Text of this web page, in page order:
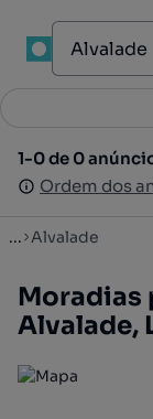
1-0 de 0
Ordem dos
1-0 de 0
Ordem dos
... Alvalade
Moradias
Alvalade,